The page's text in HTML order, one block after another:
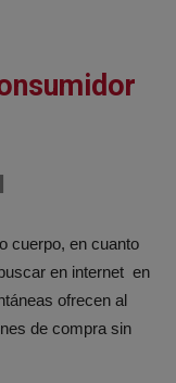
cuerpo, en cuanto
en internet en
ofrecen al
de compra sin